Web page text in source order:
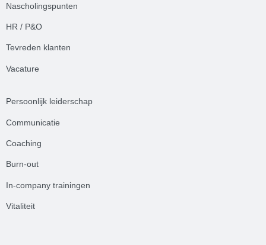
Nascholingspunten
HR / P&O
Tevreden klanten
Vacature
Persoonlijk leiderschap
Communicatie
Coaching
Burn-out
In-company trainingen
Vitaliteit